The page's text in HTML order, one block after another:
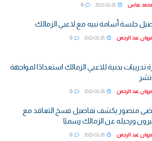
محمد عباس 0
جلسة أسامة نبيه مع لاعبي الزمالك
مروان عبد الرحمن 0
تدريبات بدنية للاعبي الزمالك استعدادًا لمواجهة
مروان عبد الرحمن 0
منصور يكشف تفاصيل فسخ التعاقد مع
ورحيله عن الزمالك رسميًا
مروان عبد الرحمن 0